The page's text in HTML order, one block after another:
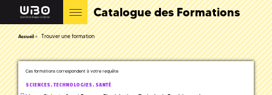
Catalogue des Formations
Accueil Trouver une formation
Ces formations correspondent à votre requête
SCIENCES, TECHNOLOGIES, SANTÉ